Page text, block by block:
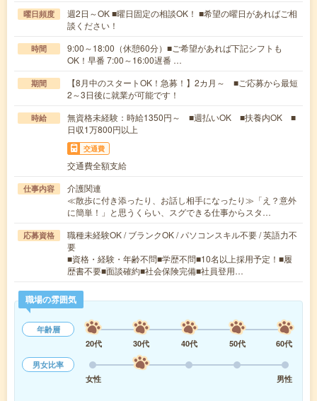
曜日頻度
週2日～OK ■曜日固定の相談OK！ ■希望の曜日があればご相
談ください！
時間
9:00～18:00（休憩60分）■ご希望があれば下記シフトも
OK！早番 7:00～16:00遅番 …
期間
【8月中のスタートOK！急募！】2カ月～ ■ご応募から最短
2～3日後に就業が可能です！
時給
無資格未経験：時給1350円～ ■週払いOK ■扶養内OK ■
日収1万800円以上
交通費
交通費全額支給
仕事内容
介護関連
≪散歩に付き添ったり、お話し相手になったり≫「え？意外
に簡単！」と思うくらい、スグできる仕事からスタ…
応募資格
職種未経験OK / ブランクOK / パソコンスキル不要 / 英語力不
要
■資格・経験・年齢不問■学歴不問■10名以上採用予定！■履
歴書不要■面談確約■社会保険完備■社員登用…
職場の雰囲気
年齢層
20代
30代 40代 50代
60代
男女比率
女性
男性